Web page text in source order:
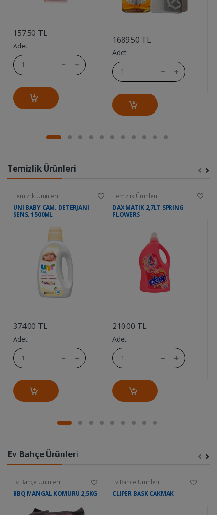
157.50 TL
Adet
1689.50 TL
Adet
Temizlik Ürünleri
Temizlik Ürünleri
UNI BABY CAM. DETERJANI
SENS. 1500ML
374.00 TL
Adet
Temizlik Ürünleri
DAX MATIK 2,7LT SPRING
FLOWERS
210.00 TL
Adet
Ev Bahçe Ürünleri
Ev Bahçe Ürünleri
BBQ MANGAL KOMURU 2,5KG
Ev Bahçe Ürünleri
CLIPER BASK CAKMAK